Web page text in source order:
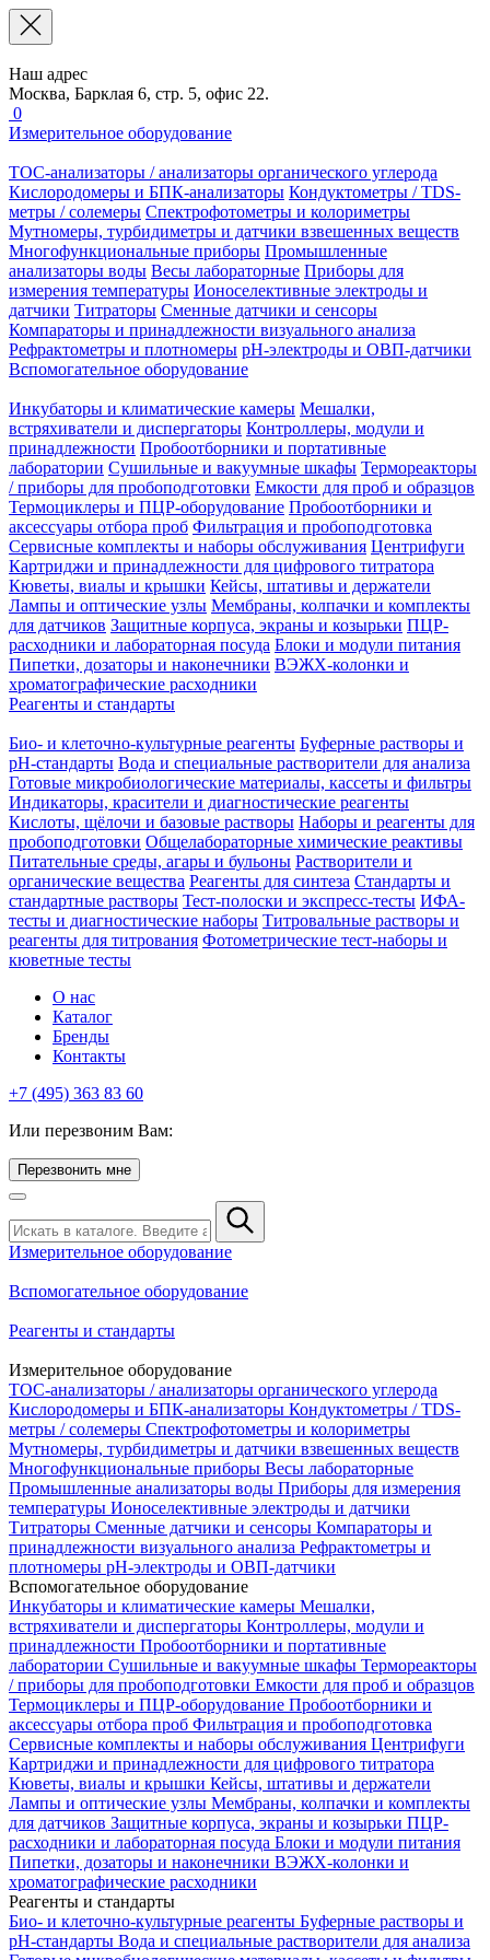
Наш адрес
Москва, Барклая 6, стр. 5, офис 22.
0
Измерительное оборудование
TOC-анализаторы / анализаторы органического углерода
Кислородомеры и БПК-анализаторы Кондуктометры / TDS-
метры / солемеры Спектрофотометры и колориметры
Мутномеры, турбидиметры и датчики взвешенных веществ
Многофункциональные приборы Промышленные
анализаторы воды Весы лабораторные Приборы для
измерения температуры Ионоселективные электроды и
датчики Титраторы Сменные датчики и сенсоры
Компараторы и принадлежности визуального анализа
Рефрактометры и плотномеры pH-электроды и ОВП-датчики
Вспомогательное оборудование
Инкубаторы и климатические камеры Мешалки,
встряхиватели и диспергаторы Контроллеры, модули и
принадлежности Пробоотборники и портативные
лаборатории Сушильные и вакуумные шкафы Термореакторы
/ приборы для пробоподготовки Емкости для проб и образцов
Термоциклеры и ПЦР-оборудование Пробоотборники и
аксессуары отбора проб Фильтрация и пробоподготовка
Сервисные комплекты и наборы обслуживания Центрифуги
Картриджи и принадлежности для цифрового титратора
Кюветы, виалы и крышки Кейсы, штативы и держатели
Лампы и оптические узлы Мембраны, колпачки и комплекты
для датчиков Защитные корпуса, экраны и козырьки ПЦР-
расходники и лабораторная посуда Блоки и модули питания
Пипетки, дозаторы и наконечники ВЭЖХ-колонки и
хроматографические расходники
Реагенты и стандарты
Био- и клеточно-культурные реагенты Буферные растворы и
pH-стандарты Вода и специальные растворители для анализа
Готовые микробиологические материалы, кассеты и фильтры
Индикаторы, красители и диагностические реагенты
Кислоты, щёлочи и базовые растворы Наборы и реагенты для
пробоподготовки Общелабораторные химические реактивы
Питательные среды, агары и бульоны Растворители и
органические вещества Реагенты для синтеза Стандарты и
стандартные растворы Тест-полоски и экспресс-тесты ИФА-
тесты и диагностические наборы Титровальные растворы и
реагенты для титрования Фотометрические тест-наборы и
кюветные тесты
О нас
Каталог
Бренды
Контакты
+7 (495) 363 83 60
Или перезвоним Вам:
Перезвонить мне
Измерительное оборудование
Вспомогательное оборудование
Реагенты и стандарты
Измерительное оборудование
TOC-анализаторы / анализаторы органического углерода
Кислородомеры и БПК-анализаторы Кондуктометры / TDS-
метры / солемеры Спектрофотометры и колориметры
Мутномеры, турбидиметры и датчики взвешенных веществ
Многофункциональные приборы Весы лабораторные
Промышленные анализаторы воды Приборы для измерения
температуры Ионоселективные электроды и датчики
Титраторы Сменные датчики и сенсоры Компараторы и
принадлежности визуального анализа Рефрактометры и
плотномеры pH-электроды и ОВП-датчики
Вспомогательное оборудование
Инкубаторы и климатические камеры Мешалки,
встряхиватели и диспергаторы Контроллеры, модули и
принадлежности Пробоотборники и портативные
лаборатории Сушильные и вакуумные шкафы Термореакторы
/ приборы для пробоподготовки Емкости для проб и образцов
Термоциклеры и ПЦР-оборудование Пробоотборники и
аксессуары отбора проб Фильтрация и пробоподготовка
Сервисные комплекты и наборы обслуживания Центрифуги
Картриджи и принадлежности для цифрового титратора
Кюветы, виалы и крышки Кейсы, штативы и держатели
Лампы и оптические узлы Мембраны, колпачки и комплекты
для датчиков Защитные корпуса, экраны и козырьки ПЦР-
расходники и лабораторная посуда Блоки и модули питания
Пипетки, дозаторы и наконечники ВЭЖХ-колонки и
хроматографические расходники
Реагенты и стандарты
Био- и клеточно-культурные реагенты Буферные растворы и
pH-стандарты Вода и специальные растворители для анализа